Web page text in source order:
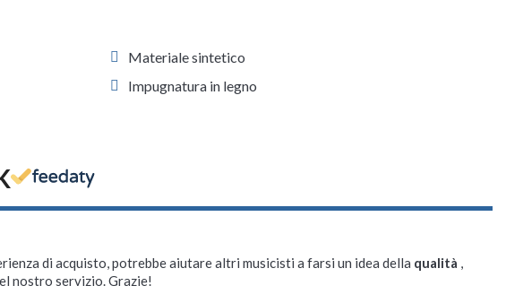
Materiale sintetico
Impugnatura in legno
di acquisto, potrebbe aiutare altri musicisti a farsi un idea della qualità ,
nostro servizio. Grazie!